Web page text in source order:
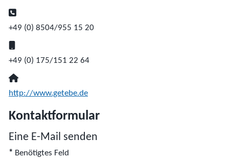
+49 (0) 8504/955 15 20
+49 (0) 175/151 22 64
Website:
http://www.getebe.de
Kontaktformular
Eine E-Mail senden
* Benötigtes Feld